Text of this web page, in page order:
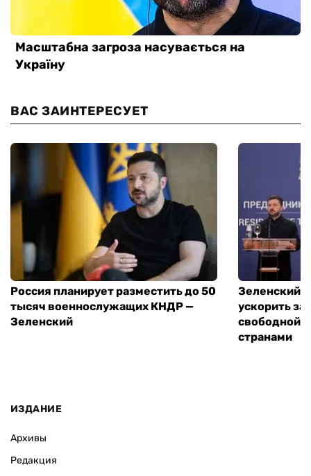
ВАС ЗАИНТЕРЕСУЕТ
Россия планирует разместить до 50
тысяч военнослужащих КНДР —
Зеленский
Зеленский
ускорить
свободной
странами
ИЗДАНИЕ
Архивы
Редакция